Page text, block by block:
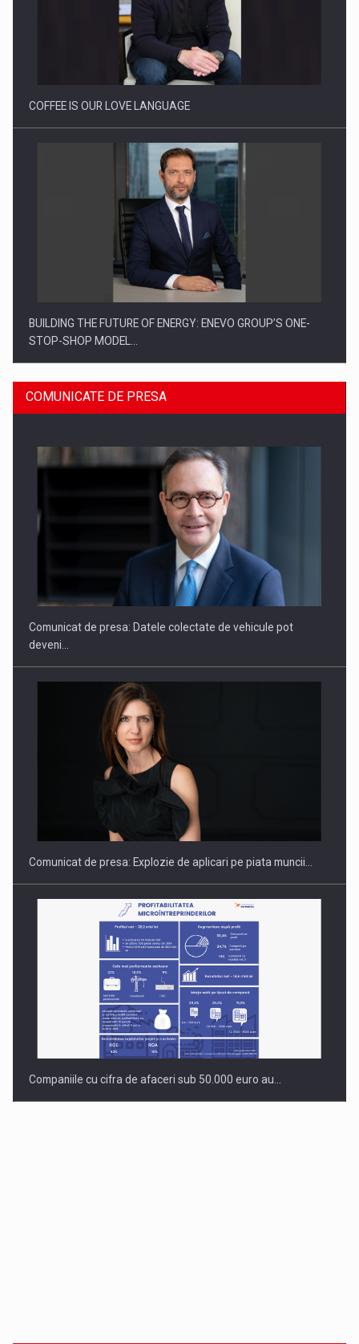
Proteinmaxxing and the Future of Protein Demand
COFFEE IS OUR LOVE LANGUAGE
BUILDING THE FUTURE OF ENERGY: ENEVO GROUP’S ONE-
STOP-SHOP MODEL…
ROOTED IN ROMANIA, BUILT TO DELIVER TECHNOLOGY FOR
PUTTING ROMANIAN CORPORATE COMPANIES ON THE
INTERNATIONAL BUSINESS SCENE
COMUNICATE DE PRESA
Comunicat de presa: Datele colectate de vehicule pot
deveni…
Comunicat de presa: Explozie de aplicari pe piata muncii…
Companiile cu cifra de afaceri sub 50.000 euro au…